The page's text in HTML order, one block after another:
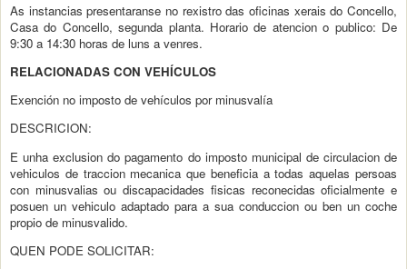
As instancias presentaranse no rexistro das oficinas xerais do Concello,
Casa do Concello, segunda planta. Horario de atencion o publico: De
9:30 a 14:30 horas de luns a venres.
RELACIONADAS CON VEHÍCULOS
Exención no imposto de vehículos por minusvalía
DESCRICION:
E unha exclusion do pagamento do imposto municipal de circulacion de
vehiculos de traccion mecanica que beneficia a todas aquelas persoas
con minusvalias ou discapacidades fisicas reconecidas oficialmente e
posuen un vehiculo adaptado para a sua conduccion ou ben un coche
propio de minusvalido.
QUEN PODE SOLICITAR: